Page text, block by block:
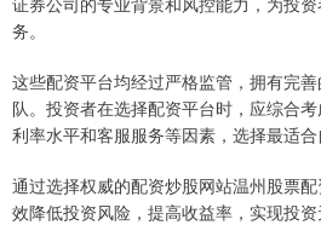
务。
这些配资平台均经过严格监管，拥有完
队。投资者在选择配资平台时，应综合考
利率水平和客服服务等因素，选择最适合
通过选择权威的配资炒股网站温州股票
效降低投资风险，提高收益率，实现投资